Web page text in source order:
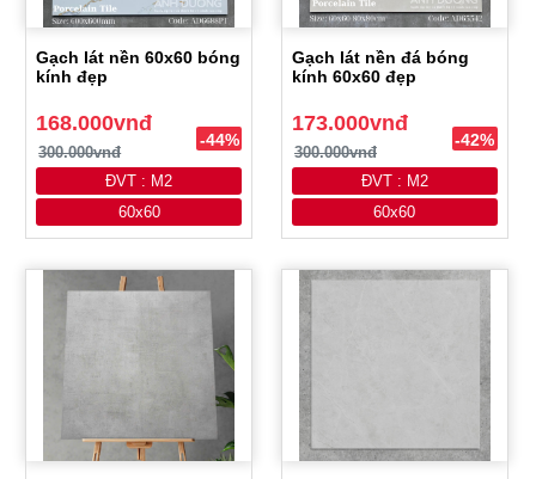
Gạch lát nền 60x60 bóng
kính đẹp
168.000vnđ
300.000vnđ
-44%
ĐVT : M2
60x60
Gạch lát nền đá bóng
kính 60x60 đẹp
173.000vnđ
300.000vnđ
-42%
ĐVT : M2
60x60